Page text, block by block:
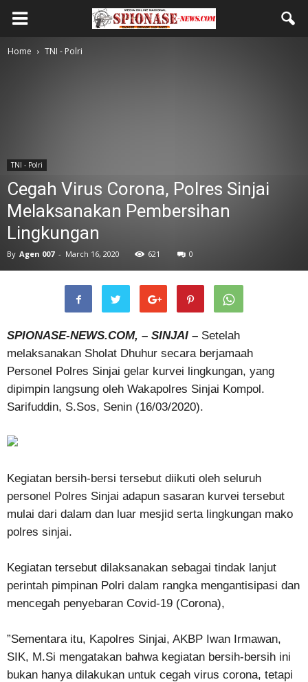
Home TNI - Polri
TNI - Polri
Cegah Virus Corona, Polres Sinjai
Melaksanakan Pembersihan
Lingkungan
By Agen 007 - March 16, 2020 621 0
SPIONASE-NEWS.COM, – SINJAI – Setelah
melaksanakan Sholat Dhuhur secara berjamaah
Personel Polres Sinjai gelar kurvei lingkungan, yang
dipimpin langsung oleh Wakapolres Sinjai Kompol.
Sarifuddin, S.Sos, Senin (16/03/2020).
Kegiatan bersih-bersi tersebut diikuti oleh seluruh
personel Polres Sinjai adapun sasaran kurvei tersebut
mulai dari dalam dan luar mesjid serta lingkungan mako
polres sinjai.
Kegiatan tersebut dilaksanakan sebagai tindak lanjut
perintah pimpinan Polri dalam rangka mengantisipasi dan
mencegah penyebaran Covid-19 (Corona),
”Sementara itu, Kapolres Sinjai, AKBP Iwan Irmawan,
SIK, M.Si mengatakan bahwa kegiatan bersih-bersih ini
bukan hanya dilakukan untuk cegah virus corona, tetapi